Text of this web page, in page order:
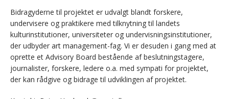
o
k
r
Bidragyderne til projektet er udvalgt blandt forskere,
undervisere og praktikere med tilknytning til landets
kulturinstitutioner, universiteter og undervisningsinstitutioner,
der udbyder art management-fag. Vi er desuden i gang med at
oprette et Advisory Board bestående af beslutningstagere,
journalister, forskere, ledere o.a. med sympati for projektet,
der kan rådgive og bidrage til udviklingen af projektet.